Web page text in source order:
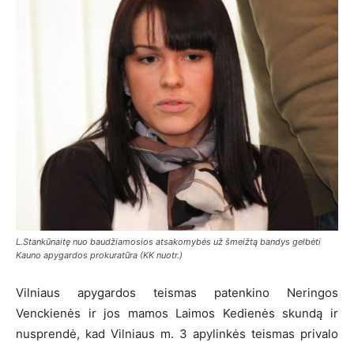
L.Stankūnaitę nuo baudžiamosios atsakomybės už šmeižtą bandys gelbėti
Kauno apygardos prokuratūra (KK nuotr.)
Vilniaus apygardos teismas patenkino Neringos
Venckienės ir jos mamos Laimos Kedienės skundą ir
nusprendė, kad Vilniaus m. 3 apylinkės teismas privalo